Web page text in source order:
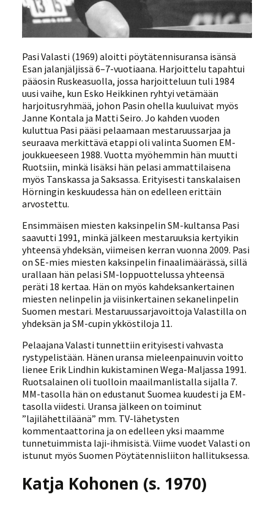
Pasi Valasti (1969) aloitti pöytätennisuransa isänsä
Esan jalanjäljissä 6–7-vuotiaana. Harjoittelu tapahtui
pääosin Ruskeasuolla, jossa harjoitteluun tuli 1984
uusi vaihe, kun Esko Heikkinen ryhtyi vetämään
harjoitusryhmää, johon Pasin ohella kuuluivat myös
Janne Kontala ja Matti Seiro. Jo kahden vuoden
kuluttua Pasi pääsi pelaamaan mestaruussarjaa ja
seuraava merkittävä etappi oli valinta Suomen EM-
joukkueeseen 1988. Vuotta myöhemmin hän muutti
Ruotsiin, minkä lisäksi hän pelasi ammattilaisena
myös Tanskassa ja Saksassa. Erityisesti tanskalaisen
Hörningin keskuudessa hän on edelleen erittäin
arvostettu.
Ensimmäisen miesten kaksinpelin SM-kultansa Pasi
saavutti 1991, minkä jälkeen mestaruuksia kertyikin
yhteensä yhdeksän, viimeisen kerran vuonna 2009. Pasi
on SE-mies miesten kaksinpelin finaalimäärässä, sillä
urallaan hän pelasi SM-loppuottelussa yhteensä
peräti 18 kertaa. Hän on myös kahdeksankertainen
miesten nelinpelin ja viisinkertainen sekanelinpelin
Suomen mestari. Mestaruussarjavoittoja Valastilla on
yhdeksän ja SM-cupin ykköstiloja 11.
Pelaajana Valasti tunnettiin erityisesti vahvasta
rystypelistään. Hänen uransa mieleenpainuvin voitto
lienee Erik Lindhin kukistaminen Wega-Maljassa 1991.
Ruotsalainen oli tuolloin maailmanlistalla sijalla 7.
MM-tasolla hän on edustanut Suomea kuudesti ja EM-
tasolla viidesti. Uransa jälkeen on toiminut
”lajilähettiläänä” mm. TV-lähetysten
kommentaattorina ja on edelleen yksi maamme
tunnetuimmista laji-ihmisistä. Viime vuodet Valasti on
istunut myös Suomen Pöytätennisliiton hallituksessa.
Katja Kohonen (s. 1970)